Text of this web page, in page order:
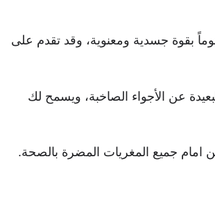
بقوة جسدية ومعنوية، وقد تقدم على
عن الأجواء الصاخبة، ويسمح لك
امام جميع المغريات المضرة بالصحة.